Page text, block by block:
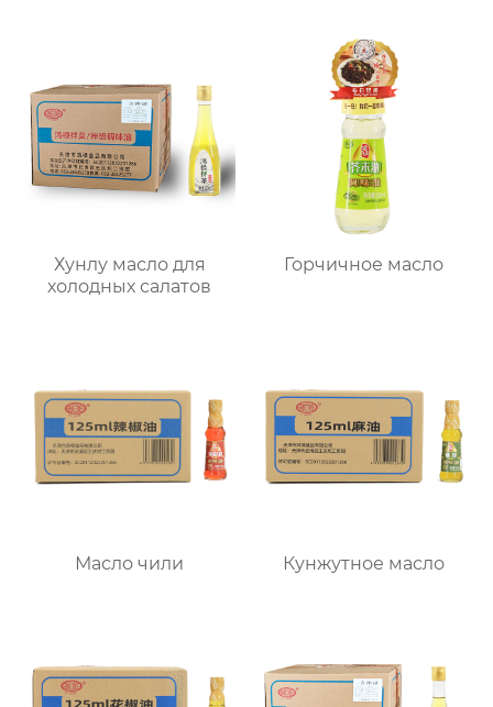
Хунлу масло для
холодных салатов
Горчичное масло
Масло чили Кунжутное масло